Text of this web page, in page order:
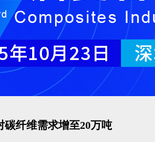
碳纤维需求增至20万吨